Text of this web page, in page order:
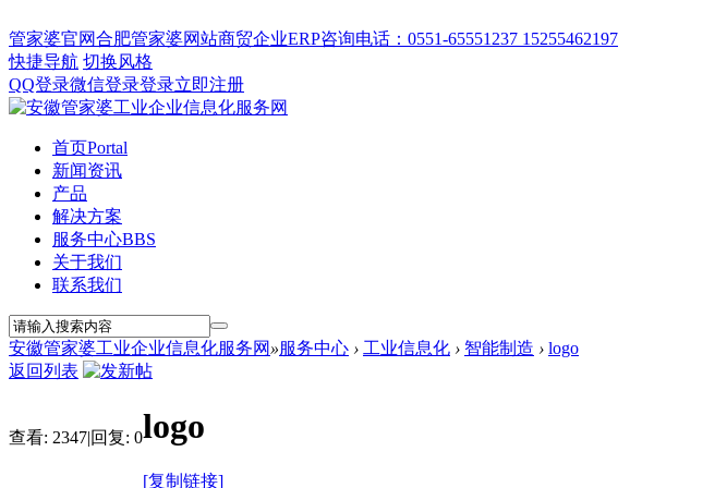
管家婆官网合肥管家婆网站商贸企业ERP咨询电话：0551-65551237 15255462197
快捷导航 切换风格
QQ登录微信登录登录立即注册
首页Portal
新闻资讯
产品
解决方案
服务中心BBS
关于我们
联系我们
安徽管家婆工业企业信息化服务网 »服务中心 › 工业信息化 › 智能制造 › logo
返回列表
查看: 2347|回复: 0logo
[复制链接]